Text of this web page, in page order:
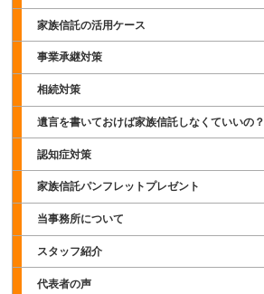
家族信託の活用ケース
事業承継対策
相続対策
遺言を書いておけば家族信託しなくていいの？
認知症対策
家族信託パンフレットプレゼント
当事務所について
スタッフ紹介
代表者の声